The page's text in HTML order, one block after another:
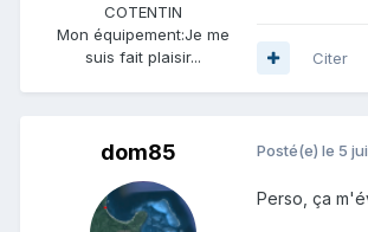
COTENTIN
Mon équipement:Je me
suis fait plaisir...
Citer
dom85 Posté(e) le 5
Perso, ça